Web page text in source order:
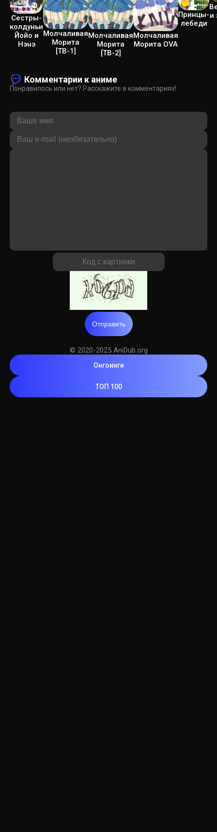
Сестры-
колдуньи
Йойо и
Нэнэ
Молчаливая
Морита
[ТВ-1]
Молчаливая
Морита
[ТВ-2]
Молчаливая
Морита OVA
Принцы-
лебеди
и
Комментарии к аниме
Понравилось или нет? Расскажите в комментариях!
Отправить
© 2020-2025 AniDub.org
Онгоинги
ТОП 100